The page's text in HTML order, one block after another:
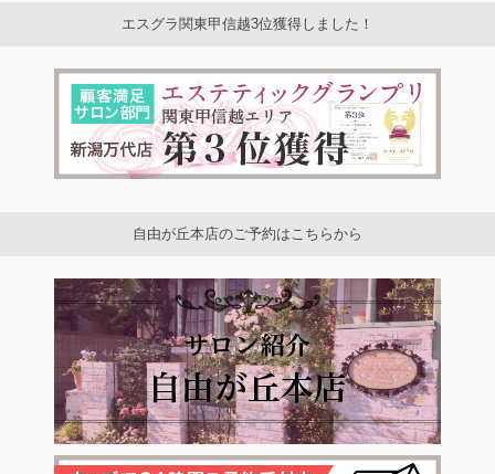
エスグラ関東甲信越3位獲得しました！
自由が丘本店のご予約はこちらから